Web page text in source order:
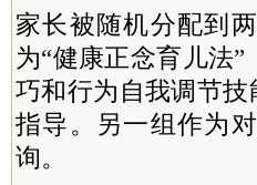
家长被随机分配到
为“健康正念育儿法
巧和行为自我调节
指导。另一组作为
询。